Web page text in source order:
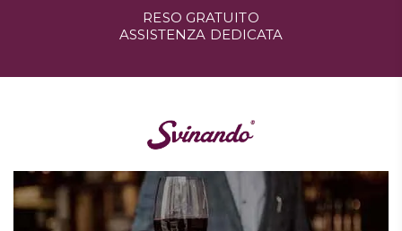
RESO GRATUITO
ASSISTENZA DEDICATA